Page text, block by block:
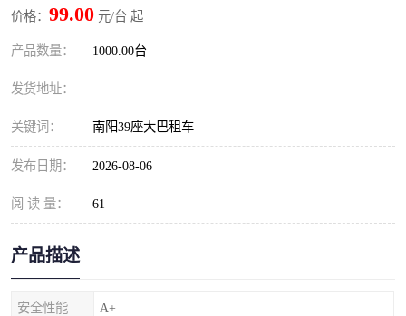
价格： 99.00 元/台 起
产品数量： 1000.00台
发货地址：
关键词： 南阳39座大巴租车
发布日期： 2026-08-06
阅 读 量： 61
产品描述
安全性能 A+